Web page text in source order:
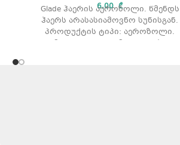
6,00₾
Glade ჰაერის აეროზოლი. წმენდს
ჰაერს არასასიამოვნო სუნისგან.
პროდუქტის ტიპი: აეროზოლი.
არომატი: შროშანი მოცულობა: 300